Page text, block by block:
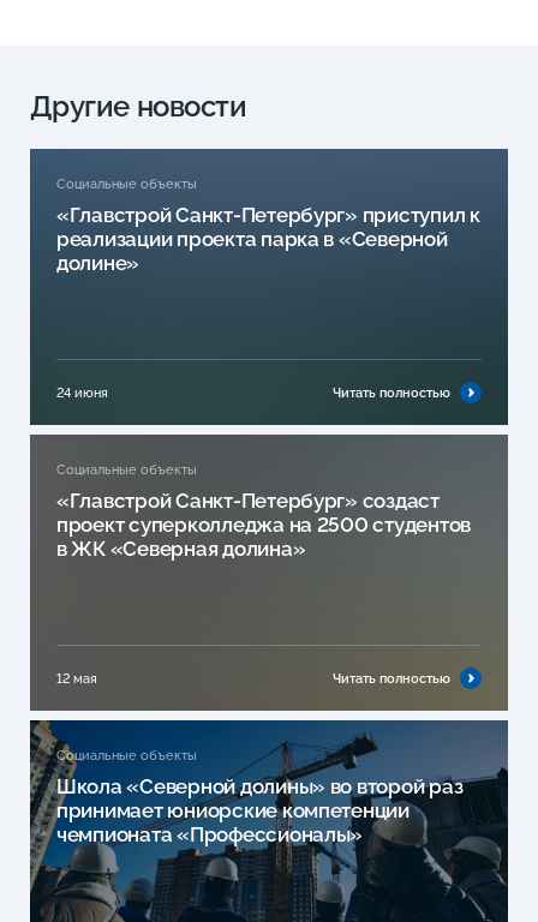
Другие новости
Социальные объекты
«Главстрой Санкт-Петербург» приступил к
реализации проекта парка в «Северной
долине»
24 июня Читать полностью
Социальные объекты
«Главстрой Санкт-Петербург» создаст
проект суперколледжа на 2500 студентов
в ЖК «Северная долина»
12 мая Читать полностью
Социальные объекты
Школа «Северной долины» во второй раз
принимает юниорские компетенции
чемпионата «Профессионалы»